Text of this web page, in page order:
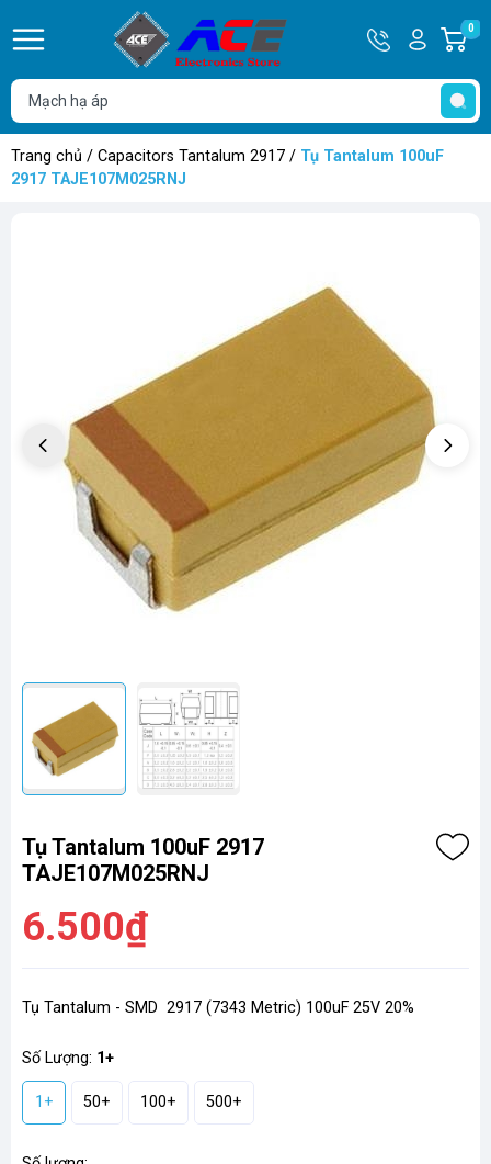
Hotline
0932
762514
Tài
khoản
Hello,
Khách
0
Trang chủ / Capacitors Tantalum 2917 / Tụ Tantalum 100uF
2917 TAJE107M025RNJ
Tụ Tantalum 100uF 2917
TAJE107M025RNJ
6.500₫
Tụ Tantalum - SMD 2917 (7343 Metric) 100uF 25V 20%
Số Lượng: 1+
1+ 50+ 100+ 500+